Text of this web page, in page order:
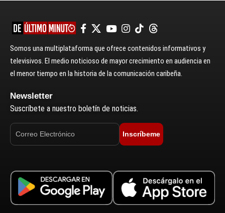
Somos una multiplataforma que ofrece contenidos informativos y
televisivos. El medio noticioso de mayor crecimiento en audiencia en
el menor tiempo en la historia de la comunicación caribeña.
Newsletter
Suscríbete a nuestro boletín de noticias.
Inscríbeme